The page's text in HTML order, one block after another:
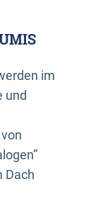
im
und
Dach